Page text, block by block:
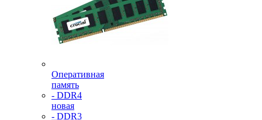
Оперативная
память
- DDR4
новая
- DDR3